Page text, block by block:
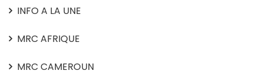
INFO A LA UNE
MRC AFRIQUE
MRC CAMEROUN